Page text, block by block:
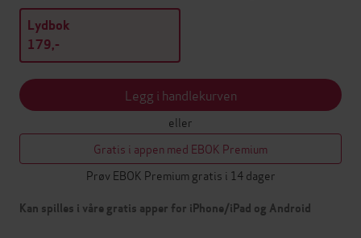
Lydbok
179,-
Legg i handlekurven
eller
Gratis i appen med EBOK Premium
Prøv EBOK Premium gratis i 14 dager
Kan spilles i våre gratis apper for iPhone/iPad og Android